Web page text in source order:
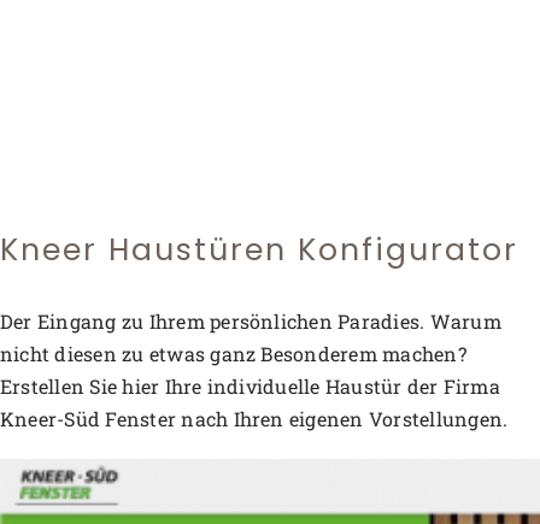
Kneer Haustüren Konfigurator
Der Eingang zu Ihrem persönlichen Paradies. Warum
nicht diesen zu etwas ganz Besonderem machen?
Erstellen Sie hier Ihre individuelle Haustür der Firma
Kneer-Süd Fenster nach Ihren eigenen Vorstellungen.